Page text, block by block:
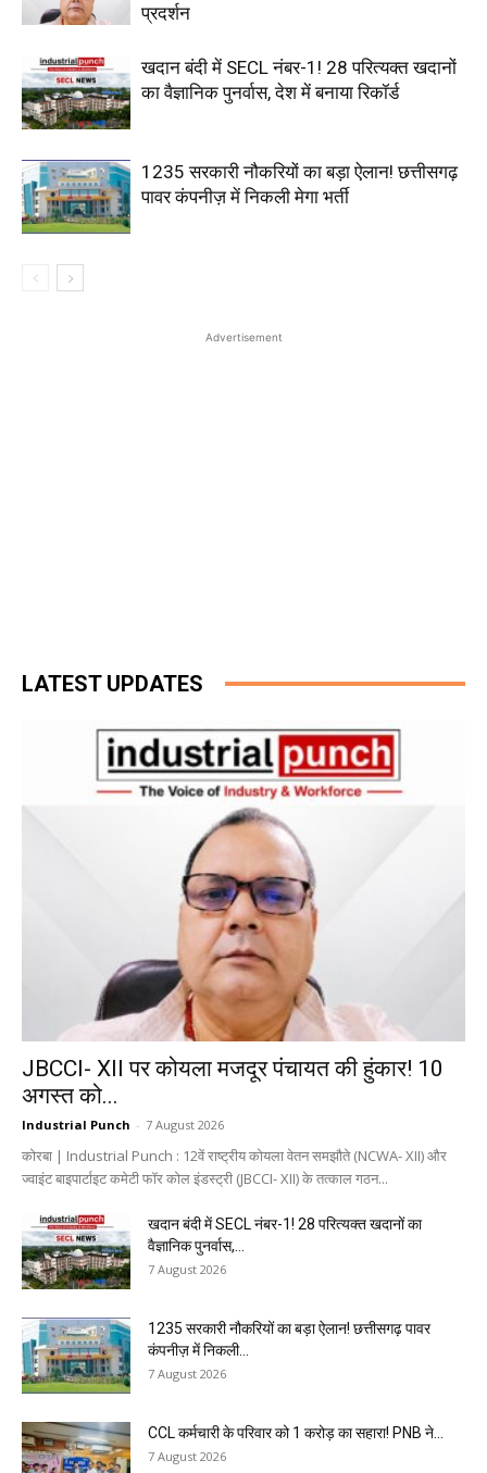
प्रदर्शन
खदान बंदी में SECL नंबर-1! 28 परित्यक्त खदानों
का वैज्ञानिक पुनर्वास, देश में बनाया रिकॉर्ड
1235 सरकारी नौकरियों का बड़ा ऐलान! छत्तीसगढ़
पावर कंपनीज़ में निकली मेगा भर्ती
Advertisement
LATEST UPDATES
JBCCI- XII पर कोयला मजदूर पंचायत की हुंकार! 10
अगस्त को...
Industrial Punch - 7 August 2026
कोरबा | Industrial Punch : 12वें राष्ट्रीय कोयला वेतन समझौते (NCWA- XII) और
ज्वाइंट बाइपार्टाइट कमेटी फॉर कोल इंडस्ट्री (JBCCI- XII) के तत्काल गठन...
खदान बंदी में SECL नंबर-1! 28 परित्यक्त खदानों का
वैज्ञानिक पुनर्वास,...
7 August 2026
1235 सरकारी नौकरियों का बड़ा ऐलान! छत्तीसगढ़ पावर
कंपनीज़ में निकली...
7 August 2026
CCL कर्मचारी के परिवार को ₹1 करोड़ का सहारा! PNB ने...
7 August 2026